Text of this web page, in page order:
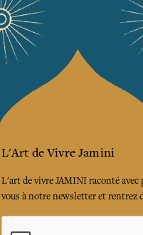
L'Art de Vivre Jamini
L'art de vivre JAMINI raconté
vous à notre newsletter et rentrez